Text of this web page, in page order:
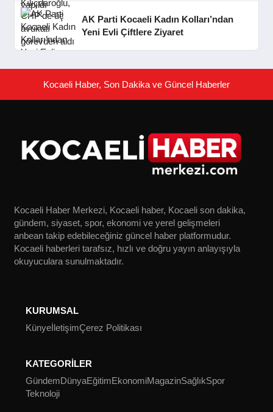
AK Parti Kocaeli Kadın Kolları’ndan
Yeni Evli Çiftlere Ziyaret
Kocaeli Haber, Son Dakika ve Güncel Haberler
Kocaeli Haber Merkezi, Kocaeli haber, Kocaeli son dakika,
gündem, siyaset, spor, ekonomi ve yerel gelişmeleri
anbean takip edebileceğiniz güncel haber platformudur.
Kocaeli haberleri tarafsız, hızlı ve doğru yayın anlayışıyla
okuyuculara sunulmaktadır.
KURUMSAL
KünyeİletişimÇerez Politikası
KATEGORİLER
GündemDünyaEğitimEkonomiMagazinSağlıkSpor
Teknoloji